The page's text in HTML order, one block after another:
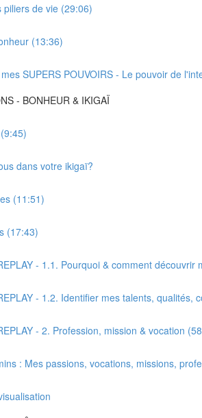
piliers de vie (29:06)
(13:36)
SUPERS POUVOIRS - Le pouvoir de
- BONHEUR & IKIGAÏ
dans votre ikigaï?
(11:51)
(17:43)
- 1.1. Pourquoi & comment découvrir
- 1.2. Identifier mes talents, qualités,
- 2. Profession, mission & vocation
: Mes passions, vocations, missions,